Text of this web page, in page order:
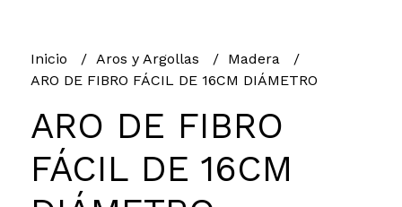
Inicio Aros y Argollas
Madera
ARO DE FIBRO FÁCIL DE 16CM DIÁMETRO
ARO DE FIBRO
FÁCIL DE 16CM